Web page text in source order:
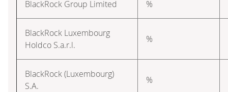
BlackRock Group Limited %
BlackRock Luxembourg
Holdco S.a.r.l.
%
BlackRock (Luxembourg)
S.A.
%